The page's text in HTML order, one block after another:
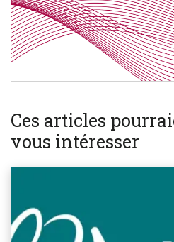
Ces articles
vous intéresser